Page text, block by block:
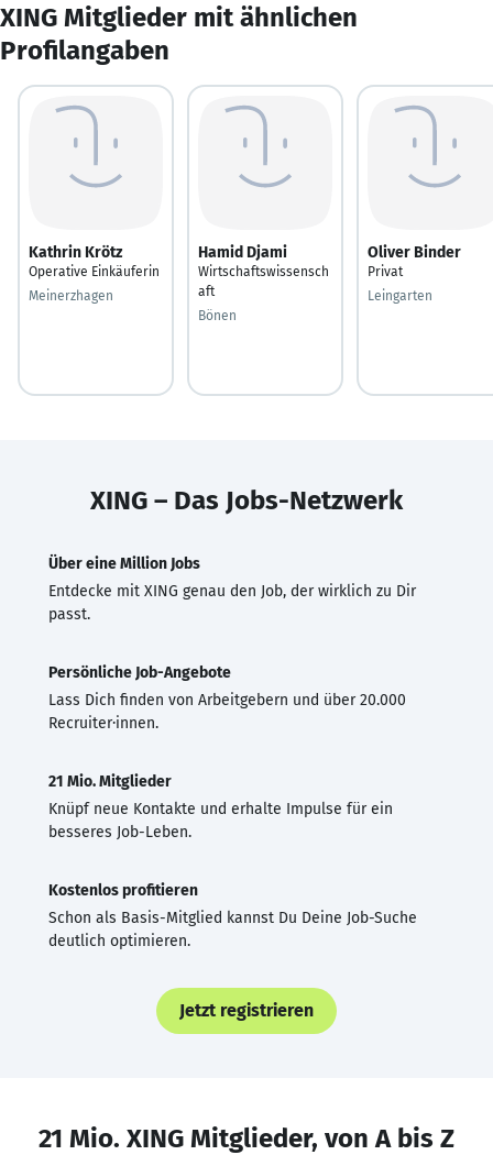
XING Mitglieder mit ähnlichen
Profilangaben
Kathrin Krötz
Operative Einkäuferin
Meinerzhagen
Hamid Djami
Wirtschaftswissensch
aft
Bönen
Oliver Binder
Privat
Leingarten
XING – Das Jobs-Netzwerk
Über eine Million Jobs
Entdecke mit XING genau den Job, der wirklich zu Dir
passt.
Persönliche Job-Angebote
Lass Dich finden von Arbeitgebern und über 20.000
Recruiter·innen.
21 Mio. Mitglieder
Knüpf neue Kontakte und erhalte Impulse für ein
besseres Job-Leben.
Kostenlos profitieren
Schon als Basis-Mitglied kannst Du Deine Job-Suche
deutlich optimieren.
Jetzt registrieren
21 Mio. XING Mitglieder, von A bis Z